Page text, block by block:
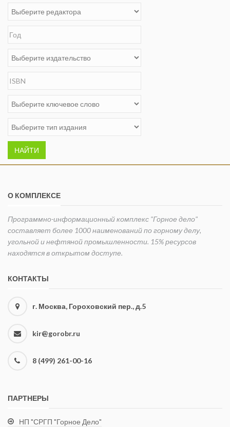
НАЙТИ
О КОМПЛЕКСЕ
Программно-информационный комплекс "Горное дело"
составляет более 1000 наименований по горному делу,
угольной и нефтяной промышленности. 15% ресурсов
находятся в открытом доступе.
КОНТАКТЫ
г. Москва, Гороховский пер., д.5
kir@gorobr.ru
8 (499) 261-00-16
ПАРТНЕРЫ
НП "СРГП "Горное Дело"